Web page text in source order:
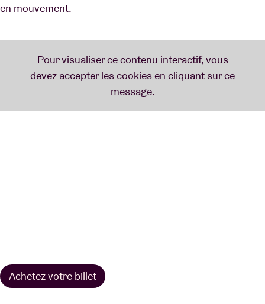
en mouvement.
Achetez votre billet